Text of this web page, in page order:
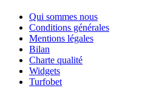
Qui sommes nous
Conditions générales
Mentions légales
Bilan
Charte qualité
Widgets
Turfobet